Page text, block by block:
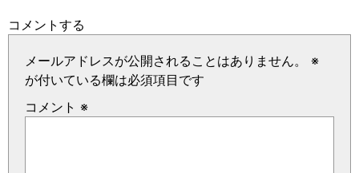
コメントする
メールアドレスが公開されることはありません。
※
が付いている欄は必須項目です
コメント ※